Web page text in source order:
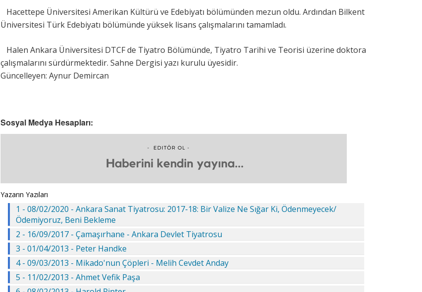
Hacettepe Üniversitesi Amerikan Kültürü ve Edebiyatı bölümünden mezun oldu. Ardından Bilkent
Üniversitesi Türk Edebiyatı bölümünde yüksek lisans çalışmalarını tamamladı.
Halen Ankara Üniversitesi DTCF de Tiyatro Bölümünde, Tiyatro Tarihi ve Teorisi üzerine doktora
çalışmalarını sürdürmektedir. Sahne Dergisi yazı kurulu üyesidir.
Güncelleyen: Aynur Demircan
Sosyal Medya Hesapları:
Yazarın Yazıları
1 - 08/02/2020 - Ankara Sanat Tiyatrosu: 2017-18: Bir Valize Ne Sığar Ki, Ödenmeyecek/
Ödemiyoruz, Beni Bekleme
2 - 16/09/2017 - Çamaşırhane - Ankara Devlet Tiyatrosu
3 - 01/04/2013 - Peter Handke
4 - 09/03/2013 - Mikado'nun Çöpleri - Melih Cevdet Anday
5 - 11/02/2013 - Ahmet Vefik Paşa